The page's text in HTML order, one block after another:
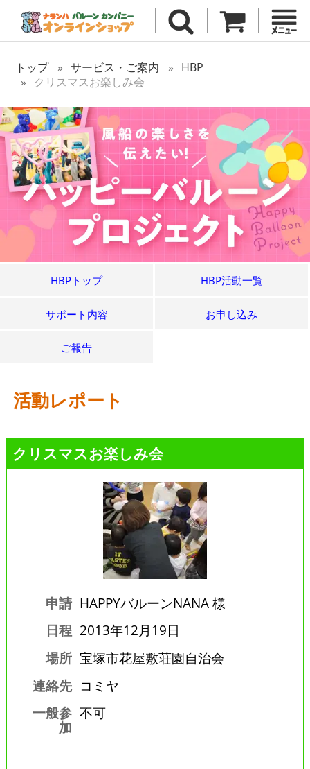
トップ サービス・ご案内
HBP
クリスマスお楽しみ会
HBPトップ HBP活動一覧
サポート内容 お申し込み
ご報告
活動レポート
クリスマスお楽しみ会
申請 HAPPYバルーンNANA 様
日程 2013年12月19日
場所 宝塚市花屋敷荘園自治会
連絡先 コミヤ
一般参
加
不可